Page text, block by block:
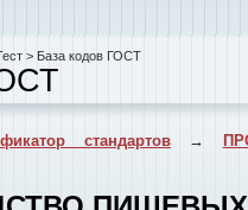
> База кодов ГОСТ
стандартов→